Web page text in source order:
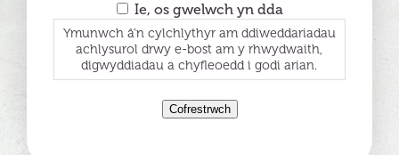
Ie, os gwelwch yn dda
Ymunwch â’n cylchlythyr am ddiweddariadau
achlysurol drwy e-bost am y rhwydwaith,
digwyddiadau a chyfleoedd i godi arian.
Cofrestrwch